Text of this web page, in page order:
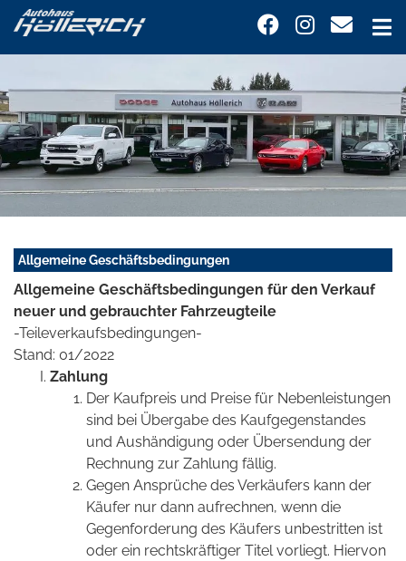
Allgemeine Geschäftsbedingungen
Allgemeine Geschäftsbedingungen für den Verkauf
neuer und gebrauchter Fahrzeugteile
-Teileverkaufsbedingungen-
Stand: 01/2022
Zahlung
Der Kaufpreis und Preise für Nebenleistungen
sind bei Übergabe des Kaufgegenstandes
und Aushändigung oder Übersendung der
Rechnung zur Zahlung fällig.
Gegen Ansprüche des Verkäufers kann der
Käufer nur dann aufrechnen, wenn die
Gegenforderung des Käufers unbestritten ist
oder ein rechtskräftiger Titel vorliegt. Hiervon